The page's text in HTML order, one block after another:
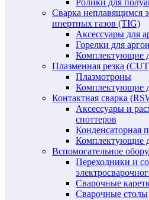
Ролики для
Сварка неплавящимся
инертных газов (TIG)
Аксессуары для
Горелки для
Комплектующие
Плазменная резка
Плазмотроны
Комплектующие
Контактная сварка
Аксессуары и
споттеров
Конденсаторная
Комплектующие
Вспомогательное
Переходники и
Сварочные
Сварочные столы